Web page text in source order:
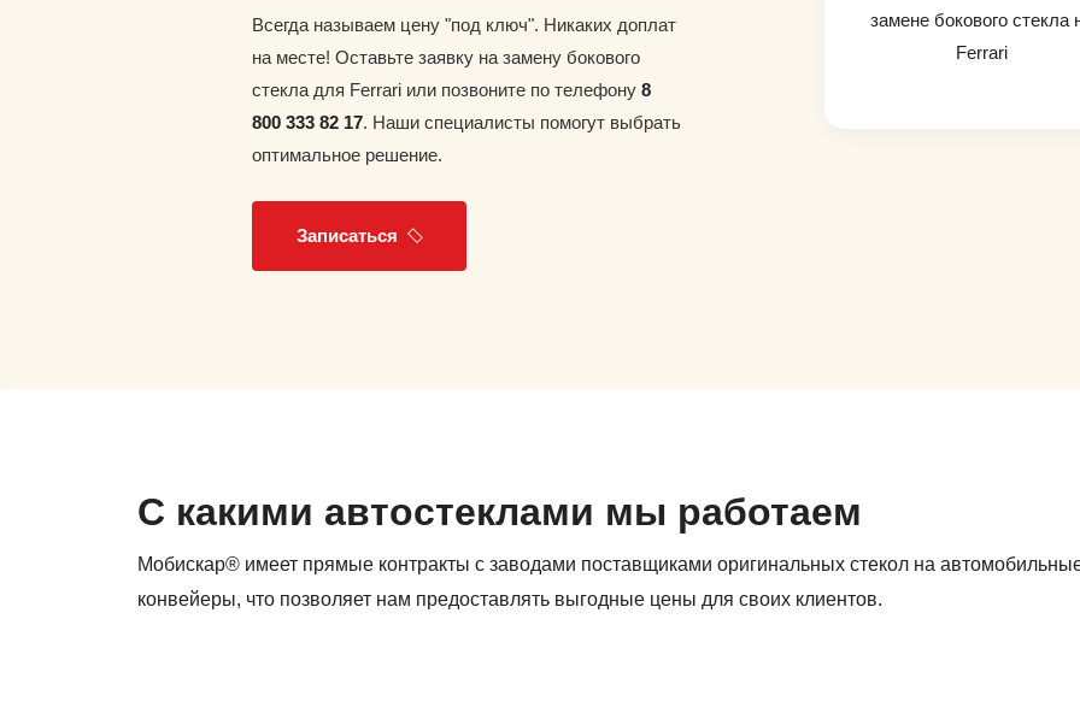
Всегда называем цену "под ключ". Никаких доплат
на месте! Оставьте заявку на замену бокового
стекла для Ferrari или позвоните по телефону 8
800 333 82 17. Наши специалисты помогут выбрать
оптимальное решение.
Записаться
замене бокового стекла
Ferrari
С какими автостеклами мы работаем
Мобискар® имеет прямые контракты с заводами поставщиками оригинальных стекол на
конвейеры, что позволяет нам предоставлять выгодные цены для своих клиентов.